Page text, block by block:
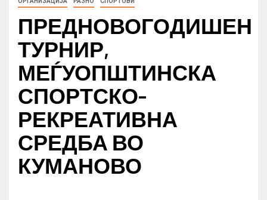
ПРЕДНОВОГОДИШЕН
ТУРНИР,
МЕЃУОПШТИНСКА
СПОРТСКО-
РЕКРЕАТИВНА
СРЕДБА ВО
КУМАНОВО